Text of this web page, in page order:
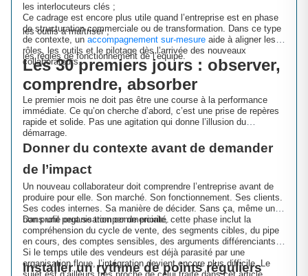
les interlocuteurs clés ;
les outils à maîtriser ;
les règles de fonctionnement de l’équipe.
Ce cadrage est encore plus utile quand l’entreprise est en phase
de structuration commerciale ou de transformation. Dans ce type
de contexte, un accompagnement sur-mesure aide à aligner les
rôles, les outils et le pilotage dès l’arrivée des nouveaux
collaborateurs.
Les 30 premiers jours : observer,
comprendre, absorber
Le premier mois ne doit pas être une course à la performance
immédiate. Ce qu’on cherche d’abord, c’est une prise de repères
rapide et solide. Pas une agitation qui donne l’illusion du
démarrage.
Donner du contexte avant de demander
de l’impact
Un nouveau collaborateur doit comprendre l’entreprise avant de
produire pour elle. Son marché. Son fonctionnement. Ses clients.
Ses codes internes. Sa manière de décider. Sans ça, même un
bon profil peut se tromper de priorité.
Dans une organisation commerciale, cette phase inclut la
compréhension du cycle de vente, des segments cibles, du pipe
en cours, des comptes sensibles, des arguments différenciants.
Si le temps utile des vendeurs est déjà parasité par une
organisation floue, l’intégration devient encore plus difficile. Le
Installer un rythme de points réguliers